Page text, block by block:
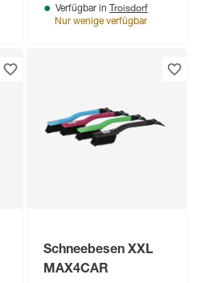
Verfügbar in Troisdorf
Nur wenige verfügbar
Schneebesen XXL
MAX4CAR